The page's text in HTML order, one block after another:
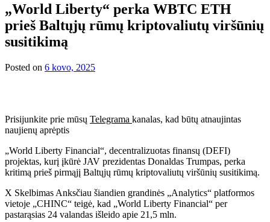
„World Liberty“ perka WBTC ETH
prieš Baltųjų rūmų kriptovaliutų viršūnių
susitikimą
Posted on 6 kovo, 2025
Prisijunkite prie mūsų Telegrama kanalas, kad būtų atnaujintas
naujienų aprėptis
„World Liberty Financial“, decentralizuotas finansų (DEFI)
projektas, kurį įkūrė JAV prezidentas Donaldas Trumpas, perka
kritimą prieš pirmąjį Baltųjų rūmų kriptovaliutų viršūnių susitikimą.
X Skelbimas Anksčiau šiandien grandinės „Analytics“ platformos
vietoje „CHINC“ teigė, kad „World Liberty Financial“ per
pastarąsias 24 valandas išleido apie 21,5 mln.